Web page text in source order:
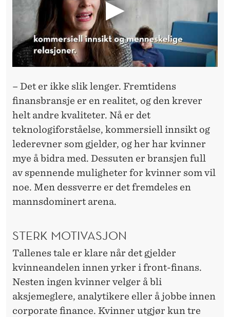
– Det er ikke slik lenger. Fremtidens
finansbransje er en realitet, og den krever
helt andre kvaliteter. Nå er det
teknologiforståelse, kommersiell innsikt og
lederevner som gjelder, og her har kvinner
mye å bidra med. Dessuten er bransjen full
av spennende muligheter for kvinner som vil
noe. Men dessverre er det fremdeles en
mannsdominert arena.
STERK MOTIVASJON
Tallenes tale er klare når det gjelder
kvinneandelen innen yrker i front-finans.
Nesten ingen kvinner velger å bli
aksjemeglere, analytikere eller å jobbe innen
corporate finance. Kvinner utgjør kun tre